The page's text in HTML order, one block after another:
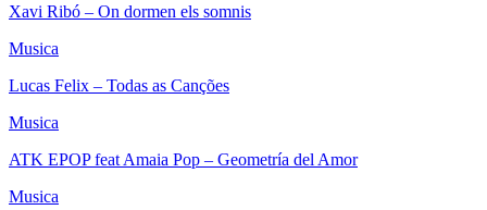
Xavi Ribó – On dormen els somnis
Musica
Lucas Felix – Todas as Canções
Musica
ATK EPOP feat Amaia Pop – Geometría del Amor
Musica